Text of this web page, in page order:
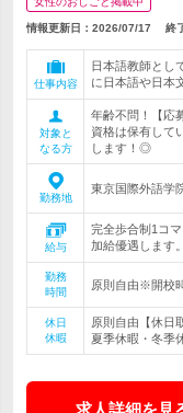
情報更新日：2026/07/17 終
仕事内容
日本語教師とし
に日本語や日本
対象と
なる方
年齢不問！【応
資格は保有して
します！◎
勤務地
東京国際外語学
給与
完全歩合制1コ
加給優遇します
勤務
時間
原則自由※開校
休日
休暇
原則自由【休日
夏季休暇・冬季
求人詳細を見